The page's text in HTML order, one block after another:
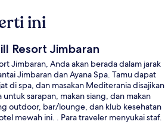
ini
Resort Jimbaran
Jimbaran, Anda akan berada dalam jarak
Jimbaran dan Ayana Spa. Tamu dapat
di spa, dan masakan Mediterania disajikan
sarapan, makan siang, dan makan
outdoor, bar/lounge, dan klub kesehatan
mewah ini. . Para traveler menyukai staf.